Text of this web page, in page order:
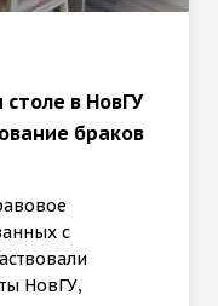
в НовГУ
браков
с
НовГУ,